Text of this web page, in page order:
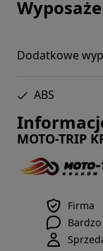
Dodatkowe
ABS
MOTO-TRIP
Firma